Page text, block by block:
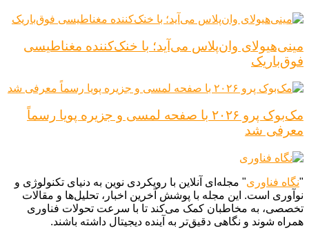
مینی‌هیولای وان‌پلاس می‌آید؛ با خنک‌کننده مغناطیسی
فوق‌باریک
مک‌بوک پرو ۲۰۲۶ با صفحه لمسی و جزیره پویا رسماً
معرفی شد
"نگاه فناوری" مجله‌ای آنلاین با رویکردی نوین به دنیای تکنولوژی و
نوآوری است. این مجله با پوشش آخرین اخبار، تحلیل‌ها و مقالات
تخصصی، به مخاطبان کمک می‌کند تا با سرعت تحولات فناوری
همراه شوند و نگاهی دقیق‌تر به آینده دیجیتال داشته باشند.